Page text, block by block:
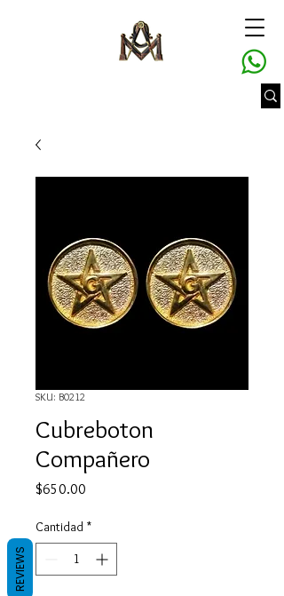
SKU: B0212
Cubreboton
Compañero
$650.00
Cantidad *
REVIEWS